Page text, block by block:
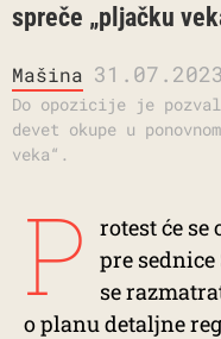
spreče „pljačku
Mašina
Do opozicije je
devet okupe u
veka“.
P
rotest će se
pre
se
o planu detaljne